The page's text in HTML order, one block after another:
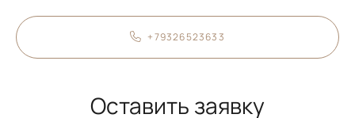
+79326523633
Оставить заявку